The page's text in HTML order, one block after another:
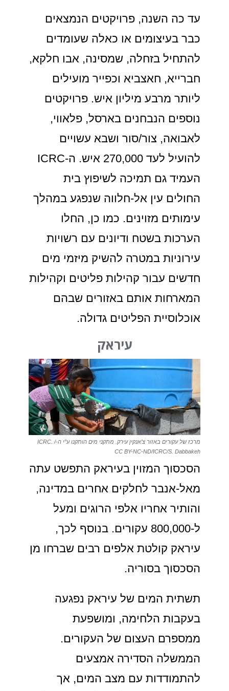
עד כה השנה, פרויקטים הנמצאים
כבר בעיצומים או כאלה שעומדים
להתחיל בזחלה, שמסינה, אבו חלקא,
חברייא, חאצביא וכפייר מועילים
ליותר מרבע מיליון איש. פרויקטים
נוספים הנבחנים בארסל, פלאווי,
לאבואה, צור/סור ושבא עשויים
להועיל לעד 270,000 איש. ה-ICRC
העמיד גם תמיכה לשיפוץ בית
החולים עין אל-חלווה שנפגע במהלך
עימותים מזוינים. כמו כן, החלו
הערכות בשטח ודיונים עם רשויות
עירוניות במטרה להשיק מיזמי מים
חדשים עבור קהילות פליטים וקהילות
המארחות אותם באזורים שבהם
אוכלוסיית הפליטים גדולה.
עיראק
מרכז של עקורים באזור צ’אנקין עירק. מתקני מים הותקנו ע”י ה-ICRC. /
CC BY-NC-ND/ICRC/S. Dabbakeh
הסכסוך המזוין בעיראק התפשט עתה
מאל-אנבר לחלקים אחרים במדינה,
והותיר אחריו אלפי הרוגים ומעל
ל-800,000 עקורים. בנוסף לכך,
עיראק קולטת אלפים רבים שברחו מן
הסכסוך בסוריה.
תשתית המים של עיראק נפגעה
בעקבות הלחימה, ומושפעת
ממספרם העצום של העקורים.
הממשלה הסדירה אמצעים
להתמודדות עם מצב המים, אך